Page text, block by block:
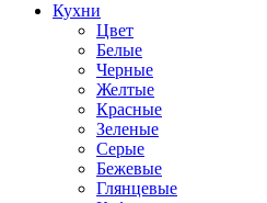
Кухни
Цвет
Белые
Черные
Желтые
Красные
Зеленые
Серые
Бежевые
Глянцевые